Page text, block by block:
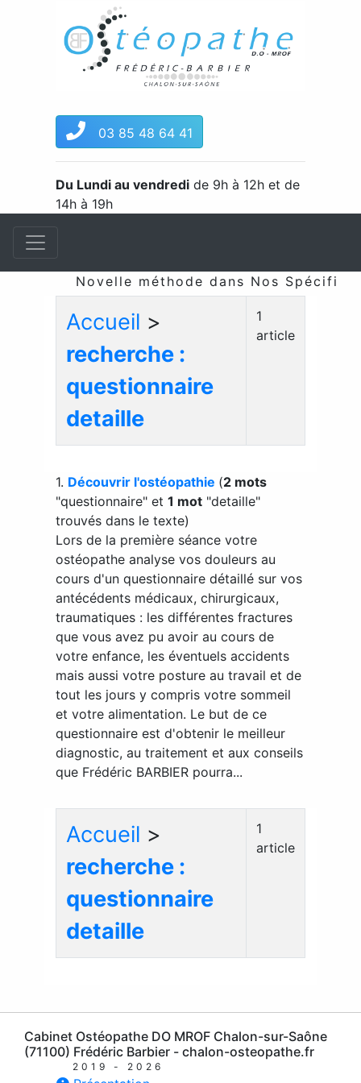
03 85 48 64 41
Du Lundi au vendredi de 9h à 12h et de
14h à 19h
Novelle méthode dans Nos
Accueil >
recherche :
questionnaire
detaille
1
article
1. Découvrir l'ostéopathie (2 mots
"questionnaire" et 1 mot "detaille"
trouvés dans le texte)
Lors de la première séance votre
ostéopathe analyse vos douleurs au
cours d'un questionnaire détaillé sur vos
antécédents médicaux, chirurgicaux,
traumatiques : les différentes fractures
que vous avez pu avoir au cours de
votre enfance, les éventuels accidents
mais aussi votre posture au travail et de
tout les jours y compris votre sommeil
et votre alimentation. Le but de ce
questionnaire est d'obtenir le meilleur
diagnostic, au traitement et aux conseils
que Frédéric BARBIER pourra...
Accueil >
recherche :
questionnaire
detaille
1
article
Cabinet Ostéopathe DO MROF Chalon-sur-Saône
(71100) Frédéric Barbier - chalon-osteopathe.fr
2019 - 2026